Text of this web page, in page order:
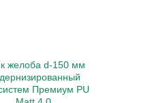
желоба d-150 мм
Премиум PU